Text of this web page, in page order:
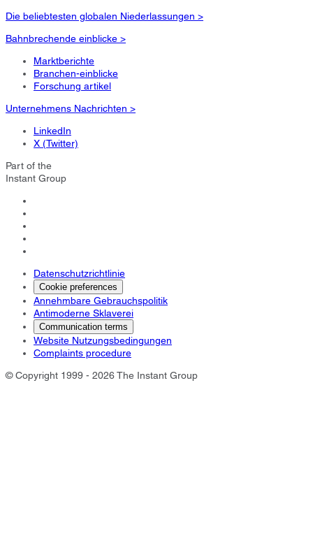
Die beliebtesten globalen Niederlassungen >
Bahnbrechende einblicke >
Marktberichte
Branchen-einblicke
Forschung artikel
Unternehmens Nachrichten >
LinkedIn
X (Twitter)
Part of the
Instant Group
Datenschutzrichtlinie
Cookie preferences
Annehmbare Gebrauchspolitik
Antimoderne Sklaverei
Communication terms
Website Nutzungsbedingungen
Complaints procedure
© Copyright 1999 - 2026 The Instant Group